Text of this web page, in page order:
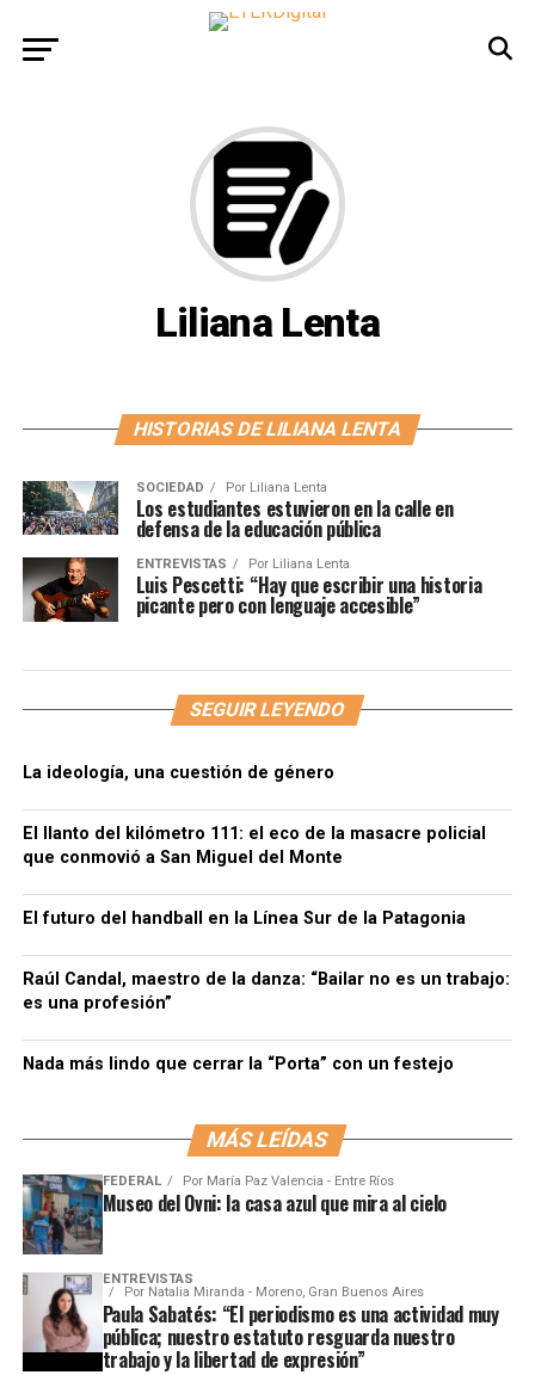
Liliana Lenta
HISTORIAS DE LILIANA LENTA
SOCIEDAD Por Liliana Lenta
Los estudiantes estuvieron en la calle en
defensa de la educación pública
ENTREVISTAS Por Liliana Lenta
Luis Pescetti: “Hay que escribir una historia
picante pero con lenguaje accesible”
SEGUIR LEYENDO
La ideología, una cuestión de género
El llanto del kilómetro 111: el eco de la masacre policial
que conmovió a San Miguel del Monte
El futuro del handball en la Línea Sur de la Patagonia
Raúl Candal, maestro de la danza: “Bailar no es un trabajo:
es una profesión”
Nada más lindo que cerrar la “Porta” con un festejo
MÁS LEÍDAS
FEDERAL Por María Paz Valencia - Entre Ríos
Museo del Ovni: la casa azul que mira al cielo
ENTREVISTAS
Por Natalia Miranda - Moreno, Gran Buenos Aires
Paula Sabatés: “El periodismo es una actividad muy
pública; nuestro estatuto resguarda nuestro
trabajo y la libertad de expresión”